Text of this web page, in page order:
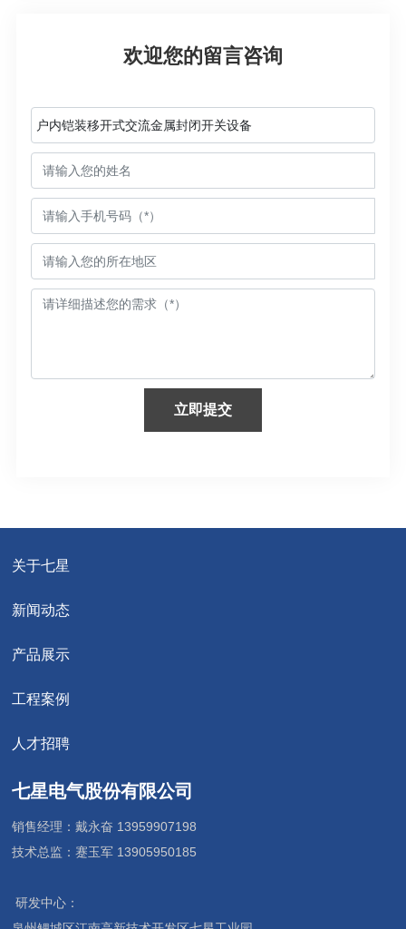
欢迎您的留言咨询
户内铠装移开式交流金属封闭开关设备
立即提交
关于七星
新闻动态
产品展示
工程案例
人才招聘
七星电气股份有限公司
销售经理：戴永奋 13959907198
技术总监：蹇玉军 13905950185
研发中心：